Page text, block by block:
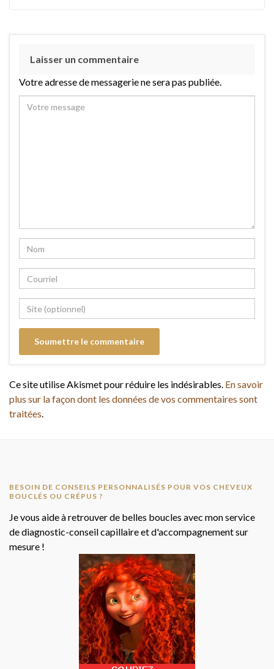
Laisser un commentaire
Votre adresse de messagerie ne sera pas publiée.
Ce site utilise Akismet pour réduire les indésirables. En savoir
plus sur la façon dont les données de vos commentaires sont
traitées.
BESOIN DE CONSEILS PERSONNALISÉS POUR VOS CHEVEUX
BOUCLÉS OU CRÉPUS ?
Je vous aide à retrouver de belles boucles avec mon service
de diagnostic-conseil capillaire et d'accompagnement sur
mesure !